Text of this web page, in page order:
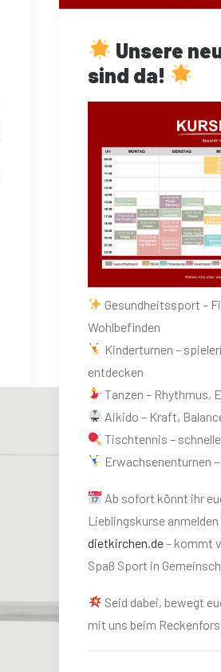
Unsere
sind da!
Gesundheitssport –
Wohlbefinden
Kinderturnen –
entdecken
Tanzen – Rhythmus,
Aikido – Kraft,
Tischtennis –
Erwachsenenturnen
Ab sofort könnt ihr
Lieblingskurse anmelden
dietkirchen.de– kommt
Spaß Sport in
Seid dabei, bewegt
mit uns beim